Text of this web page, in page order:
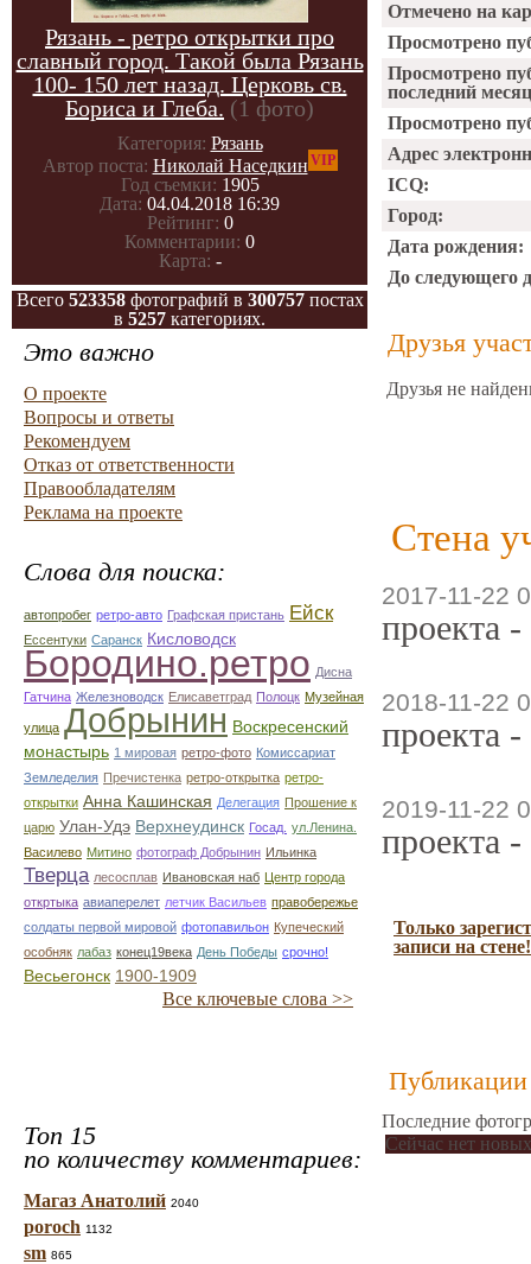
Рязань - ретро открытки про
славный город. Такой была Рязань
100- 150 лет назад. Церковь св.
Бориса и Глеба. (1 фото)
Категория: Рязань
Автор поста: Николай Наседкин VIP
Год съемки: 1905
Дата: 04.04.2018 16:39
Рейтинг: 0
Комментарии: 0
Карта: -
Всего 523358фотографий в 300757постах
в 5257 категориях.
Это важно
О проекте
Вопросы и ответы
Рекомендуем
Отказ от ответственности
Правообладателям
Реклама на проекте
Слова для поиска:
автопробег ретро-авто Графская пристань Ейск
Ессентуки Саранск Кисловодск
Бородино.ретро Дисна
Гатчина Железноводск Елисаветград Полоцк Музейная
улица Добрынин Воскресенский
монастырь 1 мировая ретро-фото Комиссариат
Земледелия Пречистенка ретро-открытка ретро-
открытки Анна Кашинская Делегация Прошение к
царю Улан-Удэ Верхнеудинск Госад. ул.Ленина.
Василево Митино фотограф Добрынин Ильинка
Тверца лесосплав Ивановская наб Центр города
откртыка авиаперелет летчик Васильев правобережье
солдаты первой мировой фотопавильон Купеческий
особняк лабаз конец19века День Победы срочно!
Весьегонск 1900-1909
Все ключевые слова >>
Топ 15
по количеству комментариев:
Магаз Анатолий 2040
poroch 1132
sm 865
Отмечено на
Просмотрено
Просмотрено
последний
Просмотрено
Адрес
ICQ:
Город:
Дата рождения:
До следующего
Друзья
Друзья не
Стена
2017-11-22
проекта
2018-11-22
проекта
2019-11-22
проекта
Только
записи на стене!
Публикации
Последние
Сейчас нет